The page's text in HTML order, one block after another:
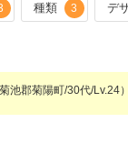
種類 3 デ
池郡菊陽町/30代/Lv.24